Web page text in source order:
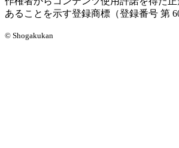
あることを示す登録商標（登録番号 第
© Shogakukan